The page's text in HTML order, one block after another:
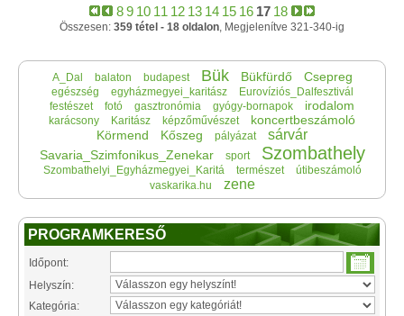
89 10 11 12 13 14 15 16 17 18
Összesen: 359 tétel - 18 oldalon, Megjelenítve 321-340-ig
A_Dal balaton budapest Bük Bükfürdő Csepreg
egészség egyházmegyei_karitász
Eurovíziós_Dalfesztivál
festészet
fotó gasztronómia gyógy-bornapok irodalom
karácsony Karitász képzőművészet
koncertbeszámoló
Körmend
Kőszeg pályázat sárvár
Savaria_Szimfonikus_Zenekar sport Szombathely
Szombathelyi_Egyházmegyei_Karitá természet
útibeszámoló
vaskarika.hu
zene
PROGRAMKERESŐ
Időpont:
Helyszín:
Kategória: